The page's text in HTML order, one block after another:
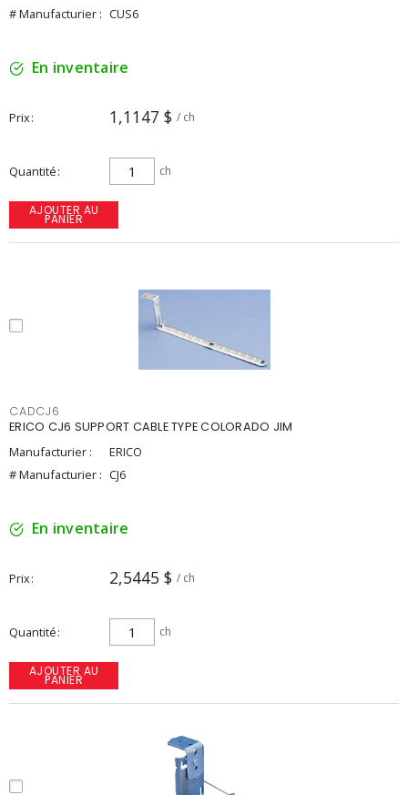
# Manufacturier : CUS6
En inventaire
Prix 1,1147 $ / ch
Quantité ch
AJOUTER AU
PANIER
CADCJ6
ERICO CJ6 SUPPORT CABLE TYPE COLORADO JIM
Manufacturier :
ERICO
# Manufacturier : CJ6
En inventaire
Prix 2,5445 $ / ch
Quantité ch
AJOUTER AU
PANIER